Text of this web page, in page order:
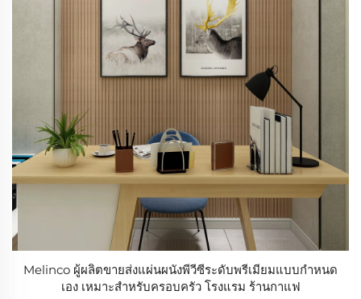
Melinco ผู้ผลิตขายส่งแผ่นผนังพีวีซีระดับพรีเมียมแบบกำหนด
เอง เหมาะสำหรับครอบครัว โรงแรม ร้านกาแฟ